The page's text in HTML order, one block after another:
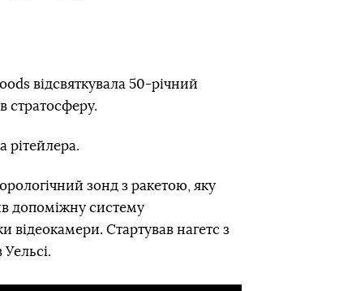
відсвяткувала 50-річний
стратосферу.
рітейлера.
зонд з ракетою, яку
допоміжну систему
відеокамери. Стартував нагетс з